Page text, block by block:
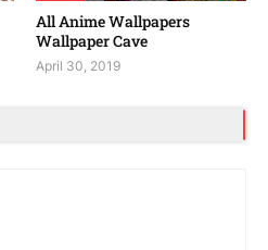
All Anime Wallpapers
Wallpaper Cave
April 30, 2019